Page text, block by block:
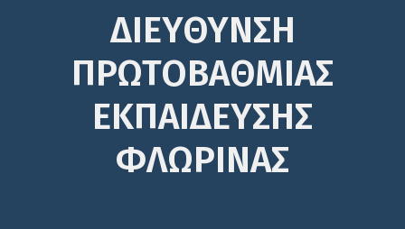
ΔΙΕΎΘΥΝΣΗ
ΠΡΩΤΟΒΆΘΜΙΑΣ
ΕΚΠΑΊΔΕΥΣΗΣ
ΦΛΩΡΙΝΑΣ